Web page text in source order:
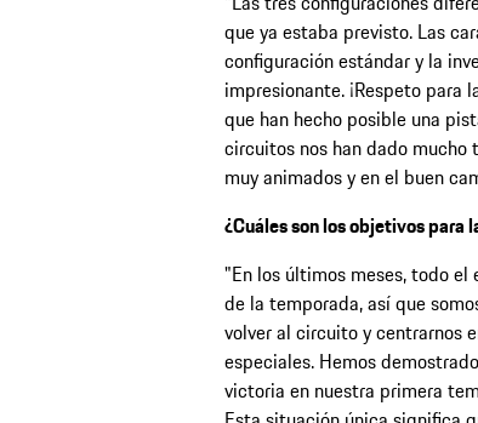
que ya estaba previsto. Las
configuración estándar y la
impresionante. ¡Respeto para
que han hecho posible una
circuitos nos han dado mucho
muy animados y en el buen
¿Cuáles son los objetivos
"En los últimos meses, todo
de la temporada, así que
volver al circuito y centrarnos
especiales. Hemos
victoria en nuestra primera